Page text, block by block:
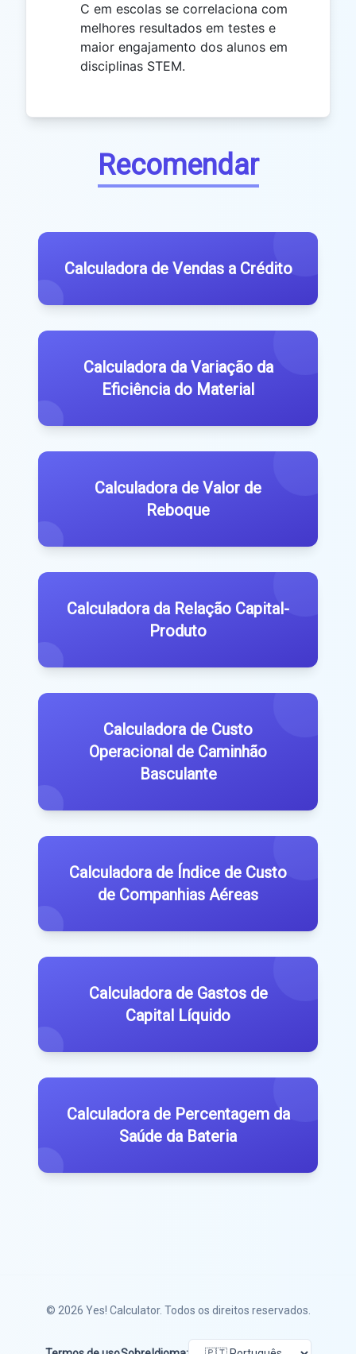
C em escolas se correlaciona com
melhores resultados em testes e
maior engajamento dos alunos em
disciplinas STEM.
Recomendar
Calculadora de Vendas a Crédito
Calculadora da Variação da
Eficiência do Material
Calculadora de Valor de
Reboque
Calculadora da Relação Capital-
Produto
Calculadora de Custo
Operacional de Caminhão
Basculante
Calculadora de Índice de Custo
de Companhias Aéreas
Calculadora de Gastos de
Capital Líquido
Calculadora de Percentagem da
Saúde da Bateria
© 2026 Yes! Calculator. Todos os direitos reservados.